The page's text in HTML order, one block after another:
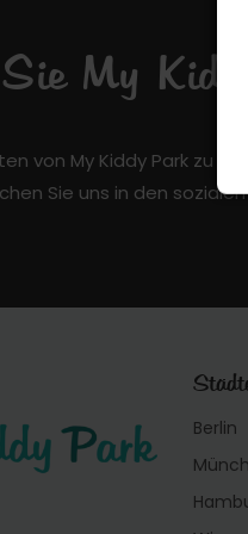
My
von My Kiddy Park zu
Sie uns in den
Berlin